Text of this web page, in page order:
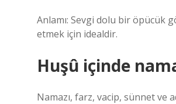
Anlamı: Sevgi dolu bir öpücük
etmek için idealdir.
Huşû içinde
Namazı, farz, vacip, sünnet ve